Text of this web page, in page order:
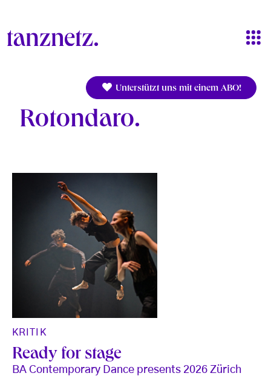
Unterstützt uns mit einem ABO!
Rotondaro
KRITIK
Ready for stage
BA Contemporary Dance presents 2026 Zürich